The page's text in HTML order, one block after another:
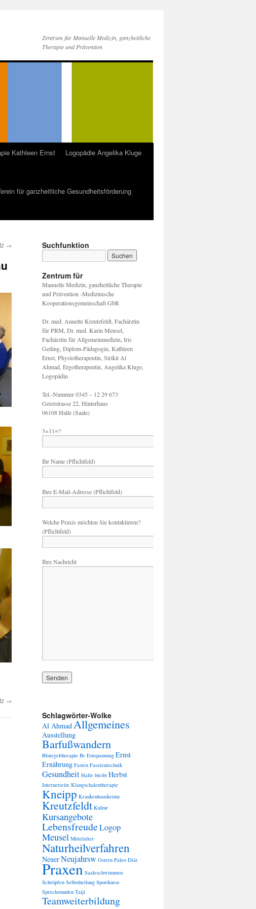
Zentrum für Manuelle Medizin, ganzheitliche
Therapie und Prävention
Kathleen Ernst
Logopädie Angelika Kluge
für ganzheitliche Gesundheitsförderung
→
→
Suchfunktion
Zentrum für
Manuelle Medizin, ganzheitliche Therapie
und Prävention -Medizinische
Kooperationsgemeinschaft GbR
Dr. med. Annette Kreutzfeldt, Fachärztin
für PRM, Dr. med. Karin Meusel,
Fachärztin für Allgemeinmedizin, Iris
Geiling, Diplom-Pädagogin, Kathleen
Ernst, Physiotherapeutin, Sirikit Al
Ahmad, Ergotherapeutin, Angelika Kluge,
Logopädin
Tel.-Nummer 0345 – 12 29 673
Geiststrasse 22, Hinterhaus
06108 Halle (Saale)
3+11=?
Ihr Name (Pflichtfeld)
Ihre E-Mail-Adresse (Pflichtfeld)
Welche Praxis möchten Sie kontaktieren?
(Pflichtfeld)
Ihre Nachricht
Schlagwörter-Wolke
Al AhmadAllgemeines
Ausstellung
Barfußwandern
Blutegeltherapie Br Entspannung Ernst
Ernährung Fasten Faszientechnik
Gesundheit Halle bleibt Herbst
Internetseite Klangschalentherapie
Kneipp Krankenhauskeime
Kreutzfeldt Kultur
Kursangebote
LebensfreudeLogop
Meusel Mittelalter
Naturheilverfahren
NeuerNeujahrsw Ostern Paleo Diät
Praxen Saaleschwimmen
Schröpfen Selbstheilung Sportkurse
Sprechstunden Taiji
Teamweiterbildung